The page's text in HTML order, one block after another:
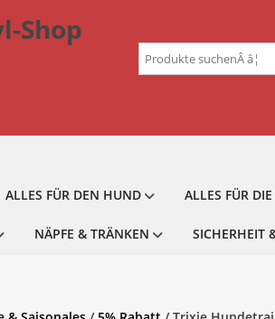
Shop
Suchen
nach:
ALLES FÜR DEN HUND ALLES FÜR
NÄPFE & TRÄNKEN SICHERHEIT